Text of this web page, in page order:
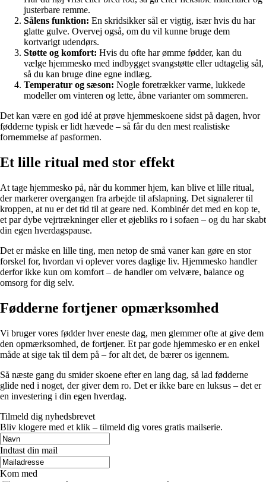
justerbare remme.
Sålens funktion: En skridsikker sål er vigtig, især hvis du har
glatte gulve. Overvej også, om du vil kunne bruge dem
kortvarigt udendørs.
Støtte og komfort: Hvis du ofte har ømme fødder, kan du
vælge hjemmesko med indbygget svangstøtte eller udtagelig sål,
så du kan bruge dine egne indlæg.
Temperatur og sæson: Nogle foretrækker varme, lukkede
modeller om vinteren og lette, åbne varianter om sommeren.
Det kan være en god idé at prøve hjemmeskoene sidst på dagen, hvor
fødderne typisk er lidt hævede – så får du den mest realistiske
fornemmelse af pasformen.
Et lille ritual med stor effekt
At tage hjemmesko på, når du kommer hjem, kan blive et lille ritual,
der markerer overgangen fra arbejde til afslapning. Det signalerer til
kroppen, at nu er det tid til at geare ned. Kombinér det med en kop te,
et par dybe vejrtrækninger eller et øjebliks ro i sofaen – og du har skabt
din egen hverdagspause.
Det er måske en lille ting, men netop de små vaner kan gøre en stor
forskel for, hvordan vi oplever vores daglige liv. Hjemmesko handler
derfor ikke kun om komfort – de handler om velvære, balance og
omsorg for dig selv.
Fødderne fortjener opmærksomhed
Vi bruger vores fødder hver eneste dag, men glemmer ofte at give dem
den opmærksomhed, de fortjener. Et par gode hjemmesko er en enkel
måde at sige tak til dem på – for alt det, de bærer os igennem.
Så næste gang du smider skoene efter en lang dag, så lad fødderne
glide ned i noget, der giver dem ro. Det er ikke bare en luksus – det er
en investering i din egen hverdag.
Tilmeld dig nyhedsbrevet
Bliv klogere med et klik – tilmeld dig vores gratis mailserie.
Indtast din mail
Kom med